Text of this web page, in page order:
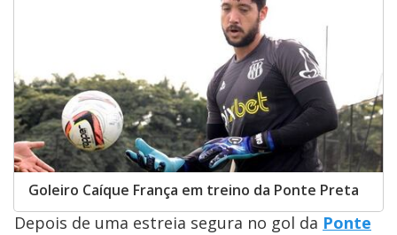
Goleiro Caíque França em treino da Ponte Preta
Depois de uma estreia segura no gol da Ponte